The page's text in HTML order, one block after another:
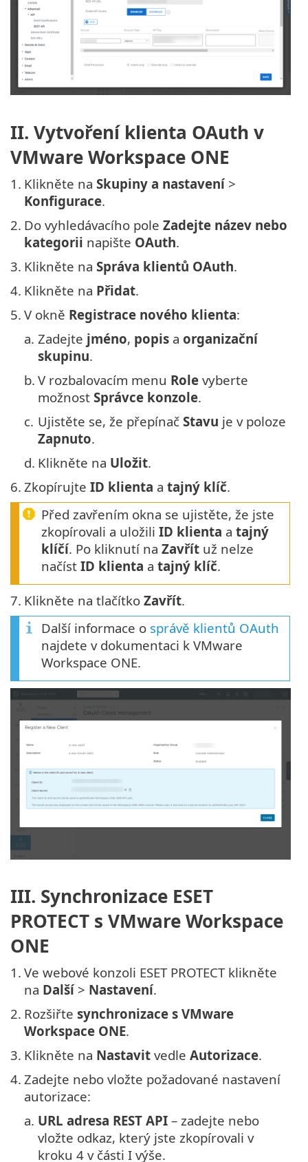
II. Vytvoření klienta OAuth v
VMware Workspace ONE
1. Klikněte na Skupiny a nastavení>
Konfigurace.
2. Do vyhledávacího pole Zadejte název nebo
kategorii napište OAuth.
3. Klikněte na Správa klientů OAuth.
4. Klikněte na Přidat.
5. V okně Registrace nového klienta:
a. Zadejte jméno, popis a organizační
skupinu.
b. V rozbalovacím menu Role vyberte
možnost Správce konzole.
c. Ujistěte se, že přepínač Stavu je v poloze
Zapnuto.
d. Klikněte na Uložit.
6. Zkopírujte ID klienta a tajný klíč.
Před zavřením okna se ujistěte, že jste
zkopírovali a uložili ID klienta a tajný
klíčí. Po kliknutí na Zavřít už nelze
načíst ID klienta a tajný klíč.
7. Klikněte na tlačítko Zavřít.
Další informace o správě klientů OAuth
najdete v dokumentaci k VMware
Workspace ONE.
III. Synchronizace ESET
PROTECT s VMware Workspace
ONE
1. Ve webové konzoli ESET PROTECT klikněte
na Další > Nastavení.
2. Rozšiřte synchronizace s VMware
Workspace ONE.
3. Klikněte na Nastavit vedle Autorizace.
4. Zadejte nebo vložte požadované nastavení
autorizace:
a. URL adresa REST API – zadejte nebo
vložte odkaz, který jste zkopírovali v
kroku 4 v části I výše.